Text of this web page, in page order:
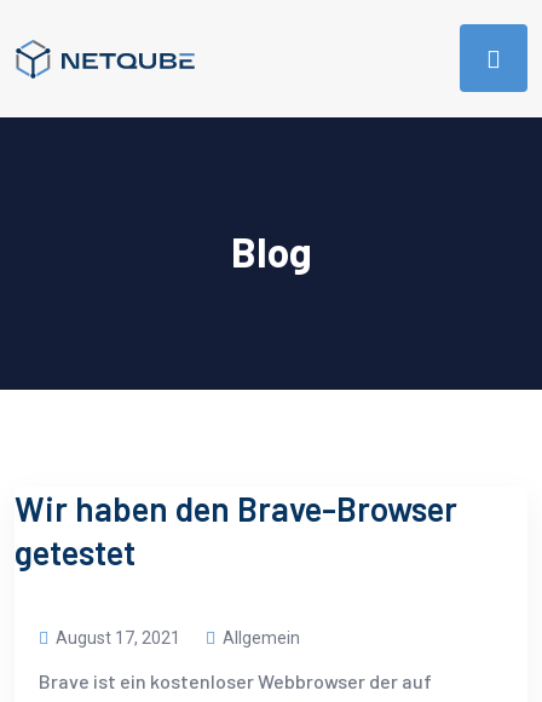
Blog
Wir haben den Brave-Browser
getestet
August 17, 2021 Allgemein
Brave ist ein kostenloser Webbrowser der auf